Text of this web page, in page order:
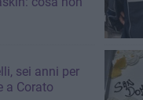
sei anni per
a Corato